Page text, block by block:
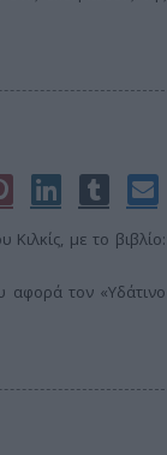
με το βιβλίο:
αφορά τον «Υδάτινο